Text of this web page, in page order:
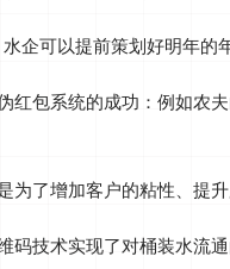
企可以提前策划好明年的
红包系统的成功：例如农
为了增加客户的粘性、提
码技术实现了对桶装水流